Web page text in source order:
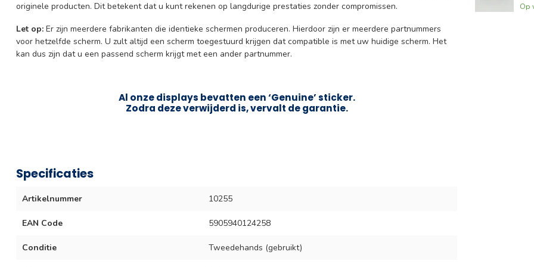
originele producten. Dit betekent dat u kunt rekenen op langdurige prestaties zonder compromissen.
Let op: Er zijn meerdere fabrikanten die identieke schermen produceren. Hierdoor zijn er meerdere partnummers
voor hetzelfde scherm. U zult altijd een scherm toegestuurd krijgen dat compatible is met uw huidige scherm. Het
kan dus zijn dat u een passend scherm krijgt met een ander partnummer.
Al onze displays bevatten een ‘Genuine’ sticker.
Zodra deze verwijderd is, vervalt de garantie.
Specificaties
Artikelnummer 10255
EAN Code 5905940124258
Conditie Tweedehands (gebruikt)
Op